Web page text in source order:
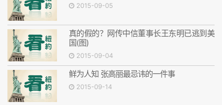
2015-09-05
真的假的？网传中信董事长王东明已逃到美
国(图)
2015-09-04
鲜为人知 张高丽最忌讳的一件事
2015-09-14